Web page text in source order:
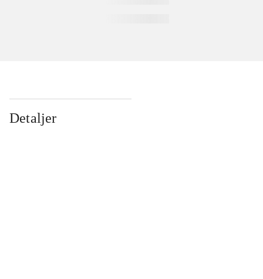
Detaljer